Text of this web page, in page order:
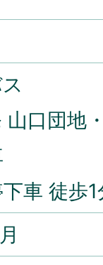
山口団地
車 徒歩1